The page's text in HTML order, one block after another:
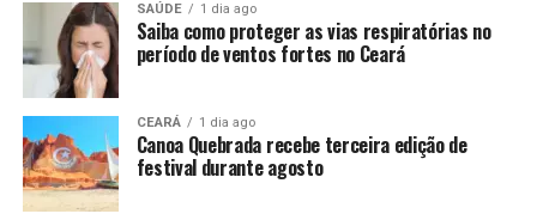
SAÚDE 1 dia ago
Saiba como proteger as vias respiratórias no
período de ventos fortes no Ceará
CEARÁ 1 dia ago
Canoa Quebrada recebe terceira edição de
festival durante agosto